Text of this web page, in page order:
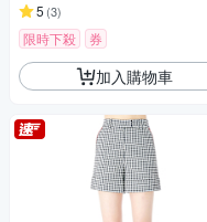
5 (3)
限時下殺 券
加入購物車